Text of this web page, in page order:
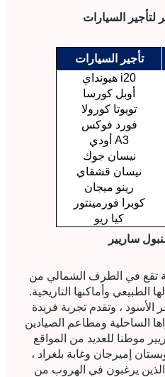
لتأجير السيارات
تأجير السيارات
هيونداي i20
أوبل كورسا
تويوتا كورولا
فورد فوكس
أودي A3
نيسان جوك
نيسان قشقاي
رينو ميجان
كوبرا فورمينتور
كيا ريو
ساريير
تقع في الطرف الشمالي من
الطبيعي وأماكنها التاريخية.
الأسود ، وتقدم تجربة فريدة
الساحلية ومطاعم الصيادين
موطنا للعديد من المواقع
إميرجان وغابة بلغراد ،
يرغبون في الهروب من